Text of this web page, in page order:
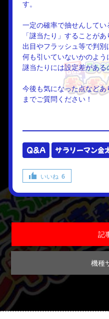
す。
一定の確率で抽せんして
「謎当たり」することがあ
出目やフラッシュ等で判
何も引いていないかのよう
謎当たりには設定差がある
今後も気になった点など
までご質問ください！
Q&A サラリーマン金
いいね 6
記
機種